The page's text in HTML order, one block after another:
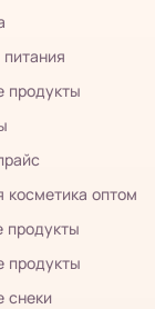
продукты
косметика оптом
продукты
продукты
снеки